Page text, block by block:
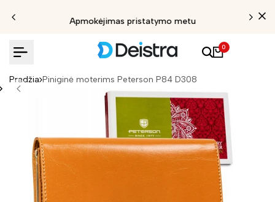
Apmokėjimas pristatymo metu
0
Pradžia Piniginė moterims Peterson P84 D308